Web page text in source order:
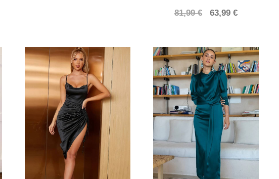
81,99€
Le
était :
81,99 €.
63,99 €Le
est :
63,99 €.